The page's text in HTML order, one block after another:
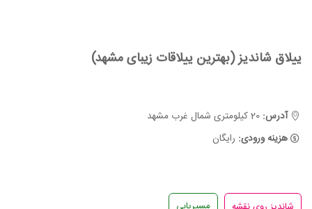
ییلاق شاندیز (بهترین ییلاقات زیبای مشهد)
آدرس: 20 کیلومتری شمال غرب مشهد
هزینه ورودی: رایگان